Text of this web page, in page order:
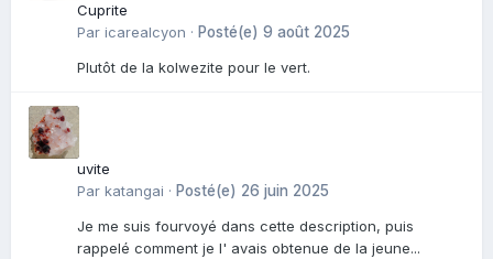
Cuprite
Par icarealcyon · Posté(e) 9 août 2025
Plutôt de la kolwezite pour le vert.
uvite
Par katangai · Posté(e) 26 juin 2025
Je me suis fourvoyé dans cette description, puis
rappelé comment je l' avais obtenue de la jeune...